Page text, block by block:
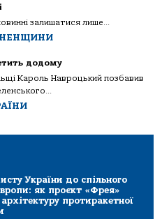
залишатися лише...
додому
Кароль Навроцький позбавив
України до спільного
як проєкт «Фрея»
протиракетної